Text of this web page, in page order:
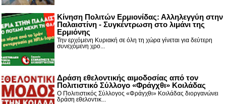
Κίνηση Πολιτών Ερμιονίδας: Αλληλεγγύη στην
Παλαιστίνη - Συγκέντρωση στο λιμάνι της
Ερμιόνης
Την ερχόμενη Κυριακή σε όλη τη χώρα γίνεται για δεύτερη
συνεχόμενη χρο...
Δράση εθελοντικής αιμοδοσίας από τον
Πολιτιστικό Σύλλογο «Φράγχθι» Κοιλάδας
Ο Πολιτιστικός Σύλλογος «Φράγχθι» Κοιλάδας διοργανώνει
δράση εθελοντικ...